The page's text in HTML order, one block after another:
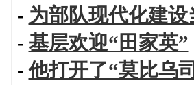
- 为部队现代化建
- 基层欢迎“田家英”
-他打开了“莫比乌